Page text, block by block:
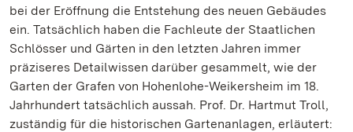
bei der Eröffnung die Entstehung des neuen Gebäudes
ein. Tatsächlich haben die Fachleute der Staatlichen
Schlösser und Gärten in den letzten Jahren immer
präziseres Detailwissen darüber gesammelt, wie der
Garten der Grafen von Hohenlohe-Weikersheim im 18.
Jahrhundert tatsächlich aussah. Prof. Dr. Hartmut Troll,
zuständig für die historischen Gartenanlagen, erläutert: